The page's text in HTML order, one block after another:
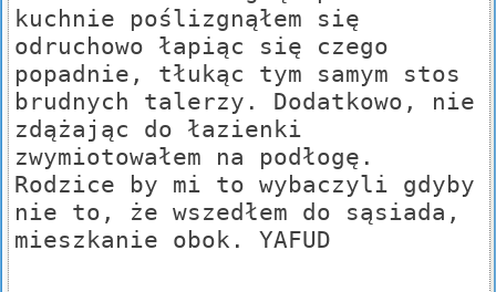
kuchnie poślizgnąłem się
odruchowo łapiąc się czego
popadnie, tłukąc tym samym stos
brudnych talerzy. Dodatkowo, nie
zdążając do łazienki
zwymiotowałem na podłogę.
Rodzice by mi to wybaczyli gdyby
nie to, że wszedłem do sąsiada,
mieszkanie obok. YAFUD